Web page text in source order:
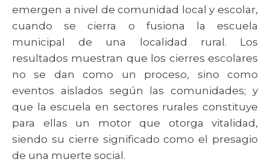
emergen a nivel de comunidad local y escolar,
cuando se cierra o fusiona la escuela
municipal de una localidad rural. Los
resultados muestran que los cierres escolares
no se dan como un proceso, sino como
eventos aislados según las comunidades; y
que la escuela en sectores rurales constituye
para ellas un motor que otorga vitalidad,
siendo su cierre significado como el presagio
de una muerte social.